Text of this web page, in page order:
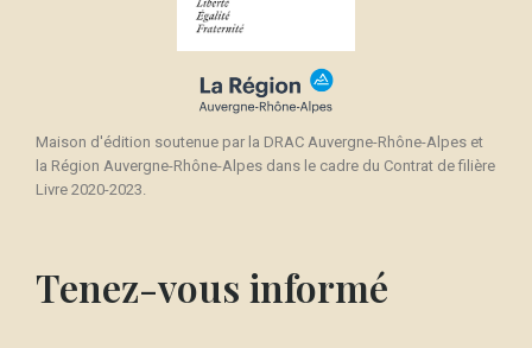
Maison d'édition soutenue par la DRAC Auvergne-Rhône-Alpes et
la Région Auvergne-Rhône-Alpes dans le cadre du Contrat de filière
Livre 2020-2023.
Tenez-vous informé